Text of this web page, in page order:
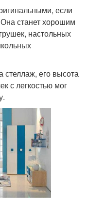
если
станет хорошим
настольных
его высота
с легкостью мог